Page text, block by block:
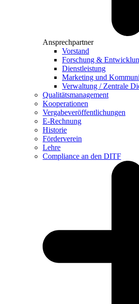
Ansprechpartner
Vorstand
Forschung &
Dienstleistung
Marketing und
Verwaltung / Zentrale
Qualitätsmanagement
Kooperationen
Vergabeveröffentlichungen
E-Rechnung
Historie
Förderverein
Lehre
Compliance an den DITF